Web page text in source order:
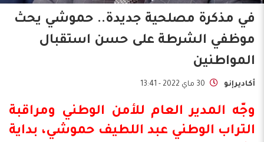
في مذكرة مصلحية جديدة.. حموشي يحث
موظفي الشرطة على حسن استقبال
المواطنين
أكاديرإنو 30 ماي 2022 - 13:41
وجّه المدير العام للأمن الوطني ومراقبة
التراب الوطني عبد اللطيف حموشي، بداية